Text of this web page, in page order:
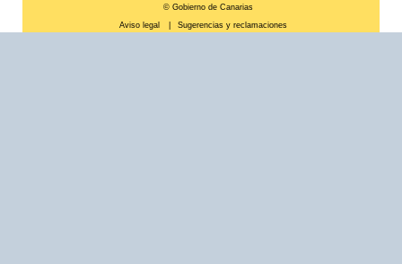
© Gobierno de Canarias
Aviso legal
Sugerencias y reclamaciones